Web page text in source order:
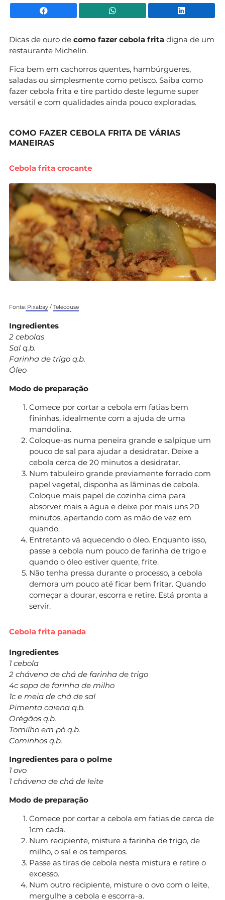
Facebook WhatsApp
Dicas de ouro de como fazer cebola frita digna de um
restaurante Michelin.
Fica bem em cachorros quentes, hambúrgueres,
saladas ou simplesmente como petisco. Saiba como
fazer cebola frita e tire partido deste legume super
versátil e com qualidades ainda pouco exploradas.
COMO FAZER CEBOLA FRITA DE VÁRIAS
MANEIRAS
Cebola frita crocante
Fonte: Pixabay / Telecouse
Ingredientes
2 cebolas
Sal q.b.
Farinha de trigo q.b.
Óleo
Modo de preparação
Comece por cortar a cebola em fatias bem
fininhas, idealmente com a ajuda de uma
mandolina.
Coloque-as numa peneira grande e salpique um
pouco de sal para ajudar a desidratar. Deixe a
cebola cerca de 20 minutos a desidratar.
Num tabuleiro grande previamente forrado com
papel vegetal, disponha as lâminas de cebola.
Coloque mais papel de cozinha cima para
absorver mais a água e deixe por mais uns 20
minutos, apertando com as mão de vez em
quando.
Entretanto vá aquecendo o óleo. Enquanto isso,
passe a cebola num pouco de farinha de trigo e
quando o óleo estiver quente, frite.
Não tenha pressa durante o processo, a cebola
demora um pouco até ficar bem fritar. Quando
começar a dourar, escorra e retire. Está pronta a
servir.
Cebola frita panada
Ingredientes
1 cebola
2 chávena de chá de farinha de trigo
4c sopa de farinha de milho
1c e meia de chá de sal
Pimenta caiena q.b.
Orégãos q.b.
Tomilho em pó q.b.
Cominhos q.b.
Ingredientes para o polme
1 ovo
1 chávena de chá de leite
Modo de preparação
Comece por cortar a cebola em fatias de cerca de
1cm cada.
Num recipiente, misture a farinha de trigo, de
milho, o sal e os temperos.
Passe as tiras de cebola nesta mistura e retire o
excesso.
Num outro recipiente, misture o ovo com o leite,
mergulhe a cebola e escorra-a.